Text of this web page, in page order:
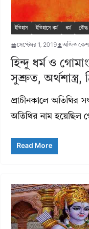
ইতিহাস ইতিহাসে ধর্ম ধর্ম বৌদ্ধ
সেপ্টেম্বর 1, 2019 অজিত
হিন্দু ধর্ম ও
সুশ্রুত, অর্থশাস্ত্র,
প্রাচীনকালে অতিথির
অতিথির নাম হয়েছিল
Read More